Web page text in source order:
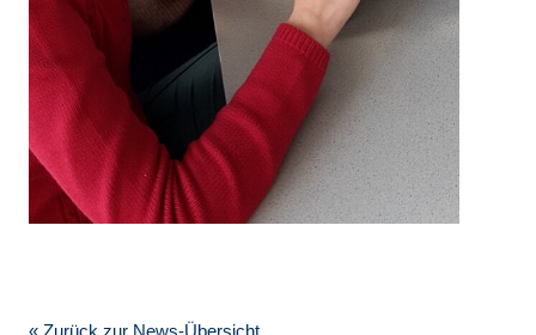
« Zurück zur News-Übersicht